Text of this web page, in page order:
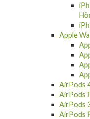
Apple
AirPods
AirPods
AirPods
AirPods